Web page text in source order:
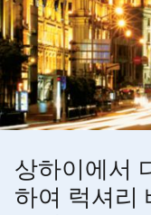
상하이에서
하여 럭셔리